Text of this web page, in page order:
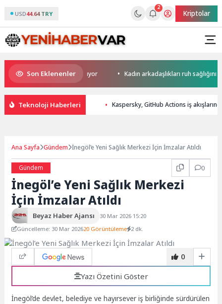
USD44.64 TRY
2
Kriptolar
Son Eklenenler
yerini yapay zekaya bırakıyor Kadın arkadaşlıkları ruh sağlığını
Teknoloji Haberleri Kaspersky, GitHub Actions iş
Ana Sayfa Gündem İnegöl’e Yeni Sağlık Merkezi İçin İmzalar Atıldı
Gündem 0
İnegöl’e Yeni Sağlık Merkezi
İçin İmzalar Atıldı
Beyaz Haber Ajansı
30 Mar 2026 15:20
Güncelleme: 30 Mar 202620 Görüntüleme 2 dk.
0
Yazı Özetini Göster
İnegöl’de devlet, belediye ve hayırsever iş birliğinde sürdürülen